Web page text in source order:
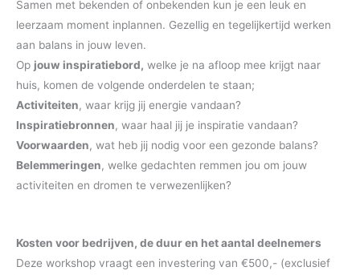
Samen met bekenden of onbekenden kun je een leuk en
leerzaam moment inplannen. Gezellig en tegelijkertijd werken
aan balans in jouw leven.
Op jouw inspiratiebord, welke je na afloop mee krijgt naar
huis, komen de volgende onderdelen te staan;
Activiteiten, waar krijg jij energie vandaan?
Inspiratiebronnen, waar haal jij je inspiratie vandaan?
Voorwaarden, wat heb jij nodig voor een gezonde balans?
Belemmeringen, welke gedachten remmen jou om jouw
activiteiten en dromen te verwezenlijken?
Kosten voor bedrijven, de duur en het aantal deelnemers
Deze workshop vraagt een investering van €500,- (exclusief